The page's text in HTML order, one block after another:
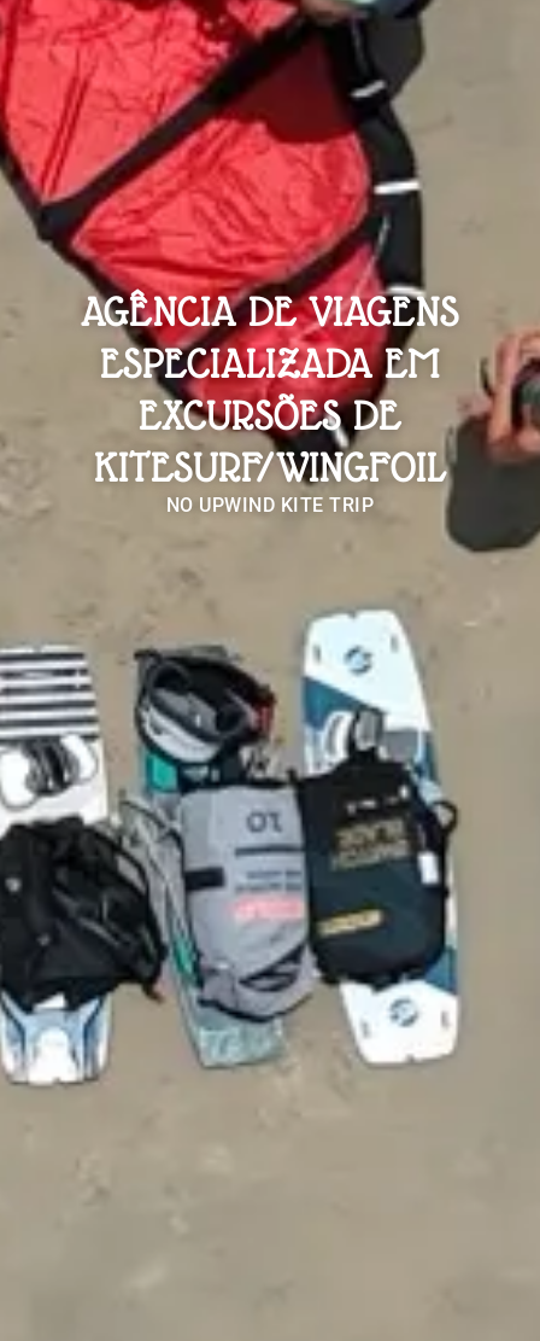
AGÊNCIA DE VIAGENS
ESPECIALIZADA EM
EXCURSÕES DE
KITESURF/WINGFOIL
NO UPWIND KITE TRIP